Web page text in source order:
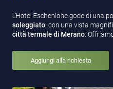
L’Hotel Eschenlohe gode di una
soleggiato, con una vista
città termale di Merano .
Aggiungi alla richiesta